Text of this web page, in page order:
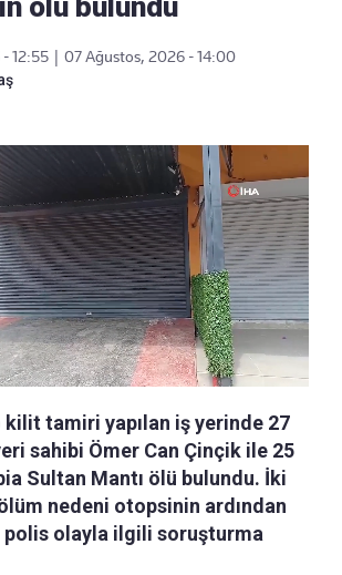
ölü bulundu
12:55
07 Ağustos, 2026 - 14:00
kilit tamiri yapılan iş yerinde 27
sahibi Ömer Can Çinçik ile 25
Sultan Mantı ölü bulundu. İki
nedeni otopsinin ardından
polis olayla ilgili soruşturma